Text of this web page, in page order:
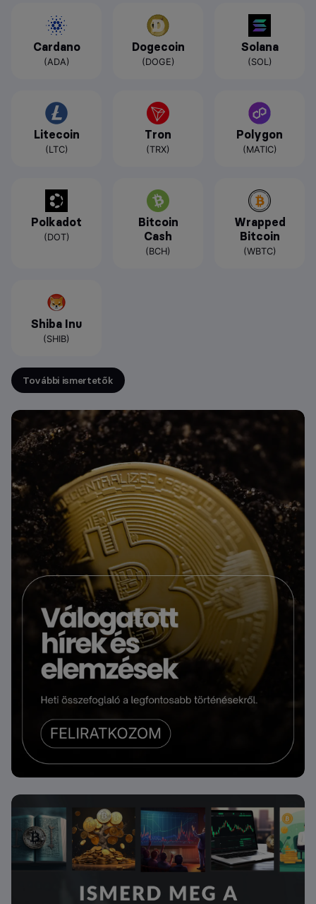
Cardano
(ADA)
Dogecoin
(DOGE)
Solana
(SOL)
Litecoin
(LTC)
Tron
(TRX)
Polygon
(MATIC)
Polkadot
(DOT)
Bitcoin
Cash
(BCH)
Wrapped
Bitcoin
(WBTC)
Shiba Inu
(SHIB)
További ismertetők